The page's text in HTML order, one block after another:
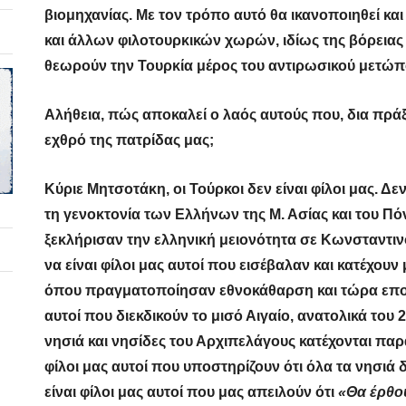
βιομηχανίας. Με τον τρόπο αυτό θα ικανοποιηθεί
και άλλων φιλοτουρκικών χωρών, ιδίως της
θεωρούν την Τουρκία μέρος του αντιρωσικού
Αλήθεια, πώς αποκαλεί ο λαός αυτούς που, δια
εχθρό της πατρίδας μας;
Κύριε Μητσοτάκη, οι Τούρκοι δεν είναι φίλοι μας.
τη γενοκτονία των Ελλήνων της Μ. Ασίας και του
ξεκλήρισαν την ελληνική μειονότητα σε
να είναι φίλοι μας αυτοί που εισέβαλαν και
όπου πραγματοποίησαν εθνοκάθαρση και τώρα
αυτοί που διεκδικούν το μισό Αιγαίο, ανατολικά του
νησιά και νησίδες του Αρχιπελάγους κατέχονται
φίλοι μας αυτοί που υποστηρίζουν ότι όλα τα νησιά
είναι φίλοι μας αυτοί που μας απειλούν ότι «Θα